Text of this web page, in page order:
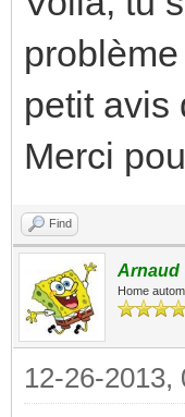
petit avis
Merci
Find
Arnaud
Home
12-26-2013,